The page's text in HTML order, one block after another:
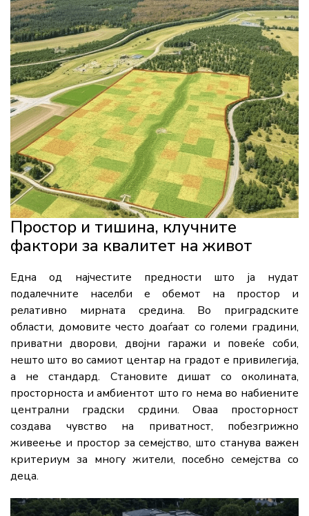
Простор и тишина, клучните
фактори за квалитет на живот
Една од најчестите предности што ја нудат
подалечните населби е обемот на простор и
релативно мирната средина. Во приградските
области, домовите често доаѓаат со големи градини,
приватни дворови, двојни гаражи и повеќе соби,
нешто што во самиот центар на градот е привилегија,
а не стандард. Становите дишат со околината,
просторноста и амбиентот што го нема во набиените
централни градски срдини. Оваа просторност
создава чувство на приватност, побезгрижно
живеење и простор за семејство, што станува важен
критериум за многу жители, посебно семејства со
деца.